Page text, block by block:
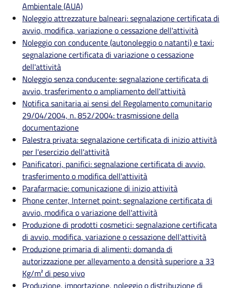
Ambientale (AUA)
Noleggio attrezzature balneari: segnalazione certificata di
avvio, modifica, variazione o cessazione dell'attività
Noleggio con conducente (autonoleggio o natanti) e taxi:
segnalazione certificata di variazione o cessazione
dell'attività
Noleggio senza conducente: segnalazione certificata di
avvio, trasferimento o ampliamento dell'attività
Notifica sanitaria ai sensi del Regolamento comunitario
29/04/2004, n. 852/2004: trasmissione della
documentazione
Palestra privata: segnalazione certificata di inizio attività
per l'esercizio dell'attività
Panificatori, panifici: segnalazione certificata di avvio,
trasferimento o modifica dell'attività
Parafarmacie: comunicazione di inizio attività
Phone center, Internet point: segnalazione certificata di
avvio, modifica o variazione dell'attività
Produzione di prodotti cosmetici: segnalazione certificata
di avvio, modifica, variazione o cessazione dell'attività
Produzione primaria di alimenti: domanda di
autorizzazione per allevamento a densità superiore a 33
Kg/m² di peso vivo
Produzione, importazione, noleggio o distribuzione di